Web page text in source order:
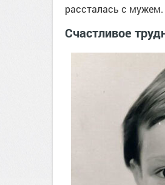
рассталась с мужем.
Счастливое